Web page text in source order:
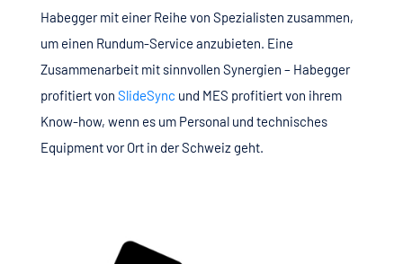
Habegger mit einer Reihe von Spezialisten zusammen,
um einen Rundum-Service anzubieten. Eine
Zusammenarbeit mit sinnvollen Synergien – Habegger
profitiert von SlideSync und MES profitiert von ihrem
Know-how, wenn es um Personal und technisches
Equipment vor Ort in der Schweiz geht.